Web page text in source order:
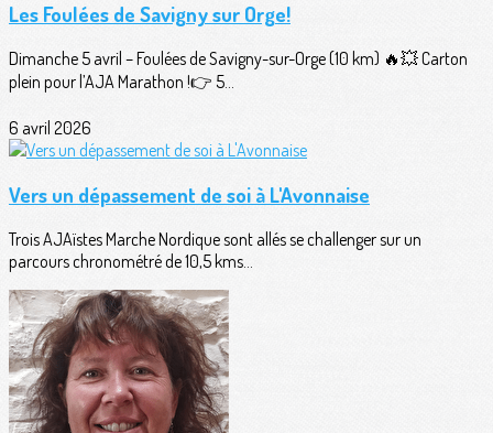
Les Foulées de Savigny sur Orge!
Dimanche 5 avril – Foulées de Savigny-sur-Orge (10 km) 🔥💥 Carton
plein pour l’AJA Marathon !👉 5...
6 avril 2026
Vers un dépassement de soi à L'Avonnaise
Trois AJAïstes Marche Nordique sont allés se challenger sur un
parcours chronométré de 10,5 kms...